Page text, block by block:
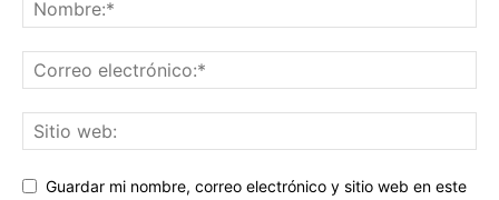
Guardar mi nombre, correo electrónico y sitio web en este